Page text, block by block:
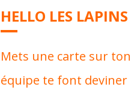
HELLO LES LAPINS
Mets une carte sur
équipe te font deviner